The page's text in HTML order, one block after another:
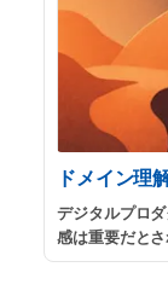
ドメイン理
デジタルプロ
感は重要だと
知識（ドメイ